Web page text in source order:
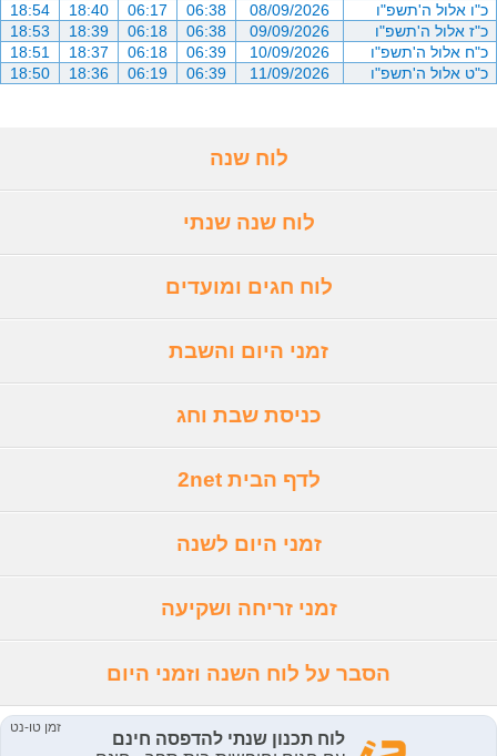
כ"ו אלול ה'תשפ"ו
08/09/2026
06:38
06:17
18:40
18:54
כ"ז אלול ה'תשפ"ו
09/09/2026
06:38
06:18
18:39
18:53
כ"ח אלול ה'תשפ"ו
10/09/2026
06:39
06:18
18:37
18:51
כ"ט אלול ה'תשפ"ו
11/09/2026
06:39
06:19
18:36
18:50
לוח שנה
לוח שנה שנתי
לוח חגים ומועדים
זמני היום והשבת
כניסת שבת וחג
לדף הבית 2net
זמני היום לשנה
זמני זריחה ושקיעה
הסבר על לוח השנה וזמני היום